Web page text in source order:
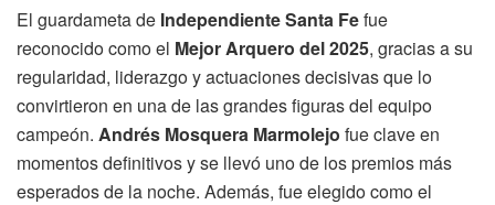
El guardameta de Independiente Santa Fefue
reconocido como el Mejor Arquero del 2025, gracias a su
regularidad, liderazgo y actuaciones decisivas que lo
convirtieron en una de las grandes figuras del equipo
campeón. Andrés Mosquera Marmolejo fue clave en
momentos definitivos y se llevó uno de los premios más
esperados de la noche. Además, fue elegido como el